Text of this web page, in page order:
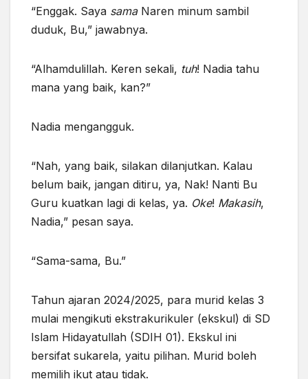
“Enggak. Saya samaNaren minum sambil
duduk, Bu,” jawabnya.
“Alhamdulillah. Keren sekali, tuh! Nadia tahu
mana yang baik, kan?”
Nadia mengangguk.
“Nah, yang baik, silakan dilanjutkan. Kalau
belum baik, jangan ditiru, ya, Nak! Nanti Bu
Guru kuatkan lagi di kelas, ya. Oke! Makasih,
Nadia,” pesan saya.
“Sama-sama, Bu.”
Tahun ajaran 2024/2025, para murid kelas 3
mulai mengikuti ekstrakurikuler (ekskul) di SD
Islam Hidayatullah (SDIH 01). Ekskul ini
bersifat sukarela, yaitu pilihan. Murid boleh
memilih ikut atau tidak.